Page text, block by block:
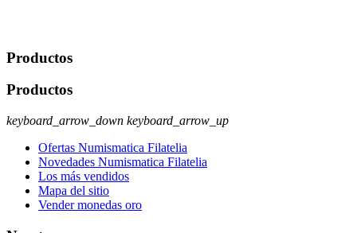
Productos
Productos
keyboard_arrow_down keyboard_arrow_up
Ofertas Numismatica Filatelia
Novedades Numismatica Filatelia
Los más vendidos
Mapa del sitio
Vender monedas oro